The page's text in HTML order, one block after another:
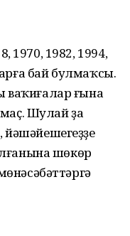
1970, 1982, 1994,
бай булмаҡсы.
ғына
Шулай ҙа
шөкөр